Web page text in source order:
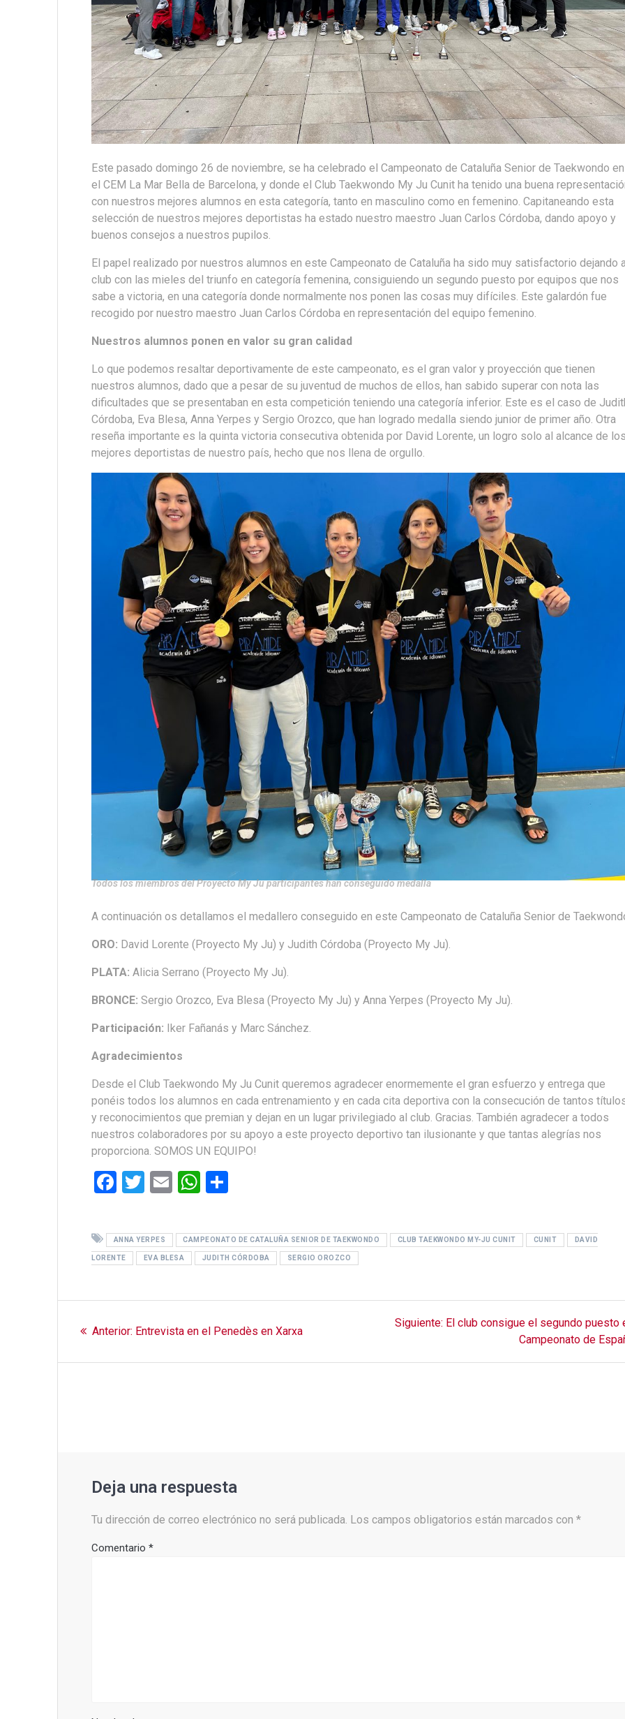
Este pasado domingo 26 de noviembre, se ha celebrado el Campeonato de Cataluña Senior de Taekwondo en
el CEM La Mar Bella de Barcelona, y donde el Club Taekwondo My Ju Cunit ha tenido una buena
con nuestros mejores alumnos en esta categoría, tanto en masculino como en femenino. Capitaneando esta
selección de nuestros mejores deportistas ha estado nuestro maestro Juan Carlos Córdoba, dando apoyo y
buenos consejos a nuestros pupilos.
El papel realizado por nuestros alumnos en este Campeonato de Cataluña ha sido muy satisfactorio dejando
club con las mieles del triunfo en categoría femenina, consiguiendo un segundo puesto por equipos que nos
sabe a victoria, en una categoría donde normalmente nos ponen las cosas muy difíciles. Este galardón fue
recogido por nuestro maestro Juan Carlos Córdoba en representación del equipo femenino.
Nuestros alumnos ponen en valor su gran calidad
Lo que podemos resaltar deportivamente de este campeonato, es el gran valor y proyección que tienen
nuestros alumnos, dado que a pesar de su juventud de muchos de ellos, han sabido superar con nota las
dificultades que se presentaban en esta competición teniendo una categoría inferior. Este es el caso de
Córdoba, Eva Blesa, Anna Yerpes y Sergio Orozco, que han logrado medalla siendo junior de primer año. Otra
reseña importante es la quinta victoria consecutiva obtenida por David Lorente, un logro solo al alcance de
mejores deportistas de nuestro país, hecho que nos llena de orgullo.
Todos los miembros del Proyecto My Ju participantes han conseguido medalla
A continuación os detallamos el medallero conseguido en este Campeonato de Cataluña Senior de
ORO: David Lorente (Proyecto My Ju) y Judith Córdoba (Proyecto My Ju).
PLATA: Alicia Serrano (Proyecto My Ju).
BRONCE: Sergio Orozco, Eva Blesa (Proyecto My Ju) y Anna Yerpes (Proyecto My Ju).
Participación: Iker Fañanás y Marc Sánchez.
Agradecimientos
Desde el Club Taekwondo My Ju Cunit queremos agradecer enormemente el gran esfuerzo y entrega que
ponéis todos los alumnos en cada entrenamiento y en cada cita deportiva con la consecución de tantos
y reconocimientos que premian y dejan en un lugar privilegiado al club. Gracias. También agradecer a todos
nuestros colaboradores por su apoyo a este proyecto deportivo tan ilusionante y que tantas alegrías nos
proporciona. SOMOS UN EQUIPO!
F
ce
b
o
o
T
tt
er
E
ail
W
at
s
A
p
m
p
ar
tir
ANNA YERPES CAMPEONATO DE CATALUÑA SENIOR DE TAEKWONDO CLUB TAEKWONDO MY-JU CUNIT CUNIT DAVID
LORENTE EVA BLESA JUDITH CÓRDOBA SERGIO OROZCO
Anterior: Entrada
Entrevista en el Penedès en Xarxa
Siguiente: Siguiente
El club consigue el segundo puesto
Campeonato de
Deja una respuesta
Tu dirección de correo electrónico no será publicada. Los campos obligatorios están marcados con*
Comentario*